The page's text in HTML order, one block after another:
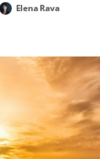
Elena Rava